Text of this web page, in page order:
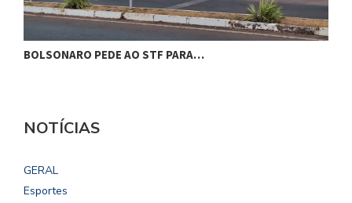
BOLSONARO PEDE AO STF PARA…
NOTÍCIAS
GERAL
Esportes